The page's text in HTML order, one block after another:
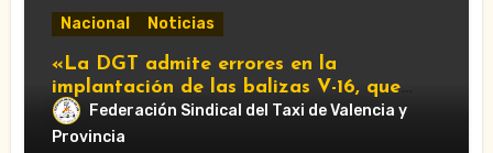
Nacional Noticias
«La DGT admite errores en la
implantación de las balizas V-16, que
serán obligatorias en 2026»
Federación Sindical del Taxi de Valencia y
Provincia